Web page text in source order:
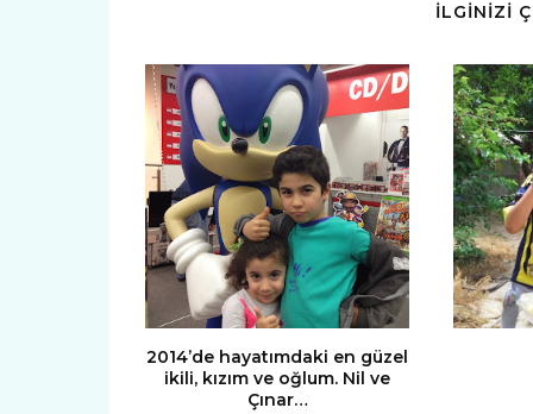
İLGİNİZİ
2014’de hayatımdaki en güzel
ikili, kızım ve oğlum. Nil ve
Çınar…